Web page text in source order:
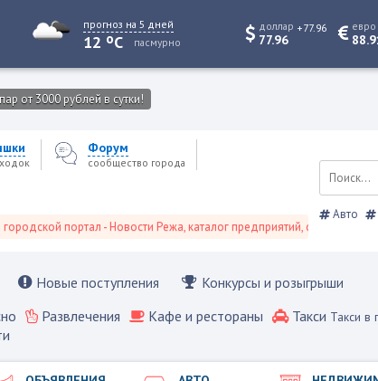
прогноз на 5 дней
12 oC пасмурно
доллар
77.96
+77.96 евро
от 3000 рублей в сутки!
Форум
сообщество города
портал - Новости Режа, каталог предприятий, объявления,
Авто
Новые поступления Конкурсы и розыгрыши
Развлечения Кафе и рестораны Такси Такси в